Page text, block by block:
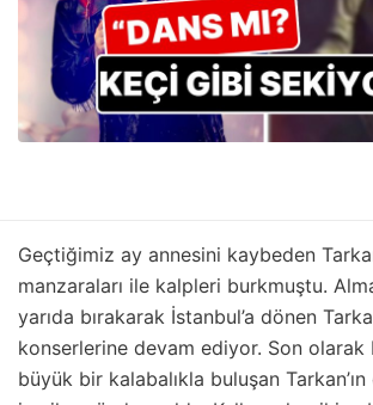
Geçtiğimiz ay annesini kaybeden
manzaraları ile kalpleri burkmuştu.
yarıda bırakarak İstanbul’a dönen
konserlerine devam ediyor. Son olarak
büyük bir kalabalıkla buluşan